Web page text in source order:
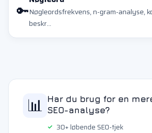
🔑Nøgleordsfrekvens, n-gram-analyse,
beskr...
📊 Har du brug for en
SEO-analyse?
30+ løbende SEO-tjek